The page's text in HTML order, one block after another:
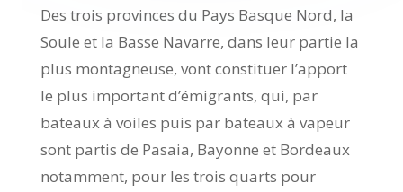
Des trois provinces du Pays Basque Nord, la
Soule et la Basse Navarre, dans leur partie la
plus montagneuse, vont constituer l’apport
le plus important d’émigrants, qui, par
bateaux à voiles puis par bateaux à vapeur
sont partis de Pasaia, Bayonne et Bordeaux
notamment, pour les trois quarts pour